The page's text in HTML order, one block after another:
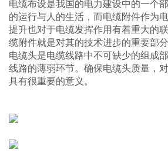
电缆布设是我国的电力建设中的一个
的运行与人的生活，而电缆附件作为
提升也对于电缆发挥作用有着重大的
缆附件就是对其的技术进步的重要部分
电缆头是电缆线路中不可缺少的组成
线路的薄弱环节。确保电缆头质量，
具有很重要的意义。